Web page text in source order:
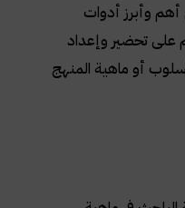
أهم وأبرز أدوات
على تحضير وإعداد
أو ماهية المنهج